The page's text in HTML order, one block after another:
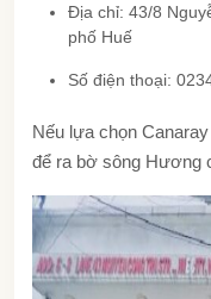
Địa chỉ: 43/8
phố Huế
Số điện thoại:
Nếu lựa chọn
để ra bờ sông Hương